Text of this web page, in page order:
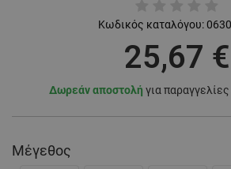
Κωδικός καταλόγου:
25,67 €
Δωρεάν αποστολή για
Μέγεθος